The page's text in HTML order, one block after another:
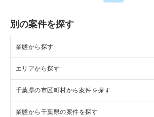
別の案件を探す
業態から探す
ラーメンの居抜き売却物件の案件一覧
フランス料理の居抜き売却物件の案件一覧
イタリア料理の居抜き売却物件の案件一覧
エリアから探す
東京23区の飲食店の居抜き売却物件の案件一覧
東京都下の飲食店の居抜き売却物件の案件一覧
千葉県の市区町村から案件を探す
船橋市の飲食店の居抜き売却物件の案件一覧
業態から千葉県の案件を探す